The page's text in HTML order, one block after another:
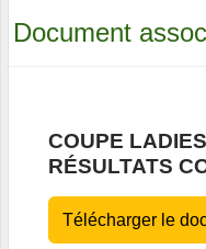
Document
COUPE
RÉSULTATS
Télécharger le